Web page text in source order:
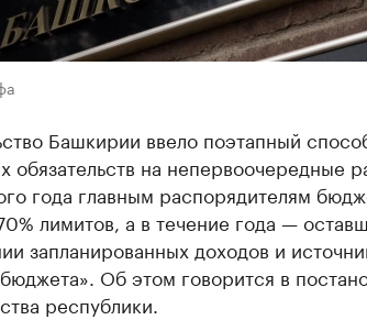
Башкирии ввело поэтапный
обязательств на непервоочередные
года главным распорядителям
лимитов, а в течение года —
запланированных доходов и
Об этом говорится в
республики.